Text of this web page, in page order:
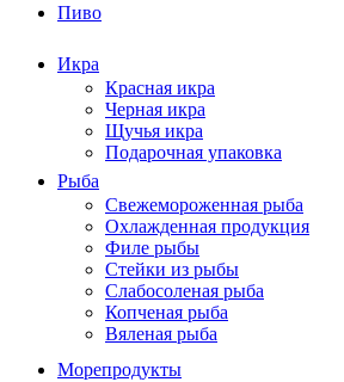
Пиво
Икра
Красная икра
Черная икра
Щучья икра
Подарочная упаковка
Рыба
Свежемороженная рыба
Охлажденная продукция
Филе рыбы
Стейки из рыбы
Слабосоленая рыба
Копченая рыба
Вяленая рыба
Морепродукты